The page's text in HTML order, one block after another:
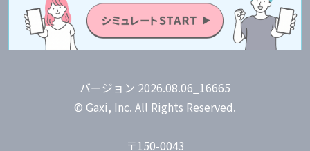
バージョン 2026.08.06_16665
© Gaxi, Inc. All Rights Reserved.
〒150-0043